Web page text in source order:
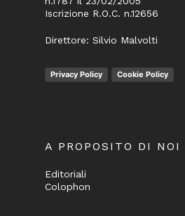
Iscrizione R.O.C. n.12656
Direttore: Silvio Malvolti
Privacy Policy Cookie Policy
A PROPOSITO DI NOI
Editoriali
Colophon